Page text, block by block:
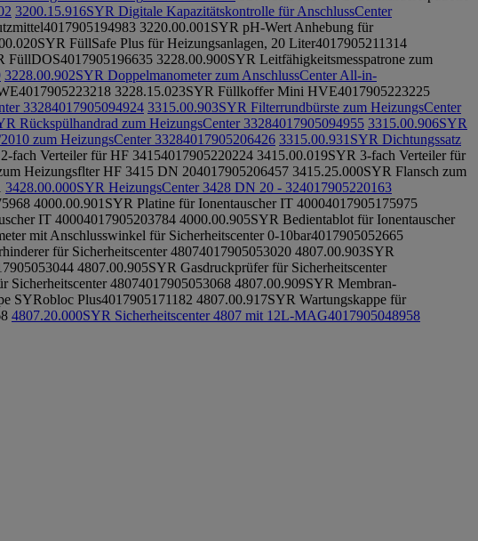
3200.15.916SYR Digitale Kapazitätskontrolle für AnschlussCenter
4017905194983 3220.00.001 SYR pH-Wert Anhebung für
SYR FüllSafe Plus für Heizungsanlagen, 20 Liter4017905211314
FüllDOS4017905196635 3228.00.900SYR Leitfähigkeitsmesspatrone zum
3228.00.902SYR Doppelmanometer zum AnschlussCenter All-in-
4017905223218 3228.15.023SYR Füllkoffer Mini HVE4017905223225
33284017905094924 3315.00.903SYR Filterrundbürste zum HeizungsCenter
Rückspülhandrad zum HeizungsCenter 33284017905094955 3315.00.906SYR
zum HeizungsCenter 33284017905206426 3315.00.931 SYR Dichtungssatz
fach Verteiler für HF 34154017905220224 3415.00.019SYR 3-fach Verteiler für
Heizungsflter HF 3415 DN 204017905206457 3415.25.000SYR Flansch zum
3428.00.000SYR HeizungsCenter 3428 DN 20 - 324017905220163
4000.00.901 SYR Platine für Ionentauscher IT 40004017905175975
IT 40004017905203784 4000.00.905SYR Bedientablot für Ionentauscher
mit Anschlusswinkel für Sicherheitscenter 0-10bar4017905052665
für Sicherheitscenter 48074017905053020 4807.00.903SYR
4807.00.905SYR Gasdruckprüfer für Sicherheitscenter
Sicherheitscenter 48074017905053068 4807.00.909SYR Membran-
SYRobloc Plus4017905171182 4807.00.917SYR Wartungskappe für
4807.20.000SYR Sicherheitscenter 4807 mit 12L-MAG4017905048958